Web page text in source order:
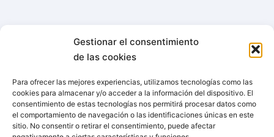
Gestionar el consentimiento
de las cookies
Para ofrecer las mejores experiencias, utilizamos tecnologías como las
cookies para almacenar y/o acceder a la información del dispositivo. El
consentimiento de estas tecnologías nos permitirá procesar datos como
el comportamiento de navegación o las identificaciones únicas en este
sitio. No consentir o retirar el consentimiento, puede afectar